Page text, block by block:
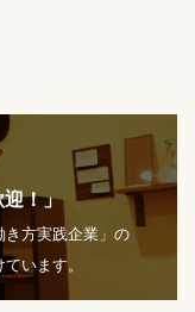
迎！」
き方実践企業」の
います。